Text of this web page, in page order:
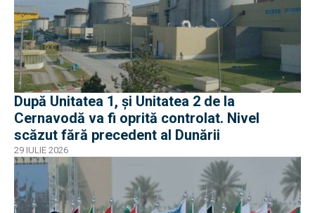
După Unitatea 1, și Unitatea 2 de la
Cernavodă va fi oprită controlat. Nivel
scăzut fără precedent al Dunării
29 IULIE 2026